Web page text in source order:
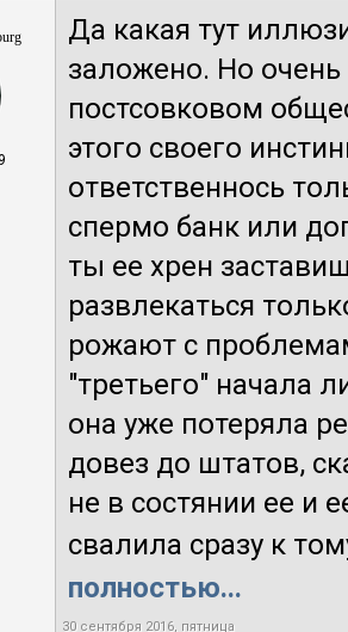
Да какая тут
заложено. Но
постсовковом
этого своего
ответственнось
спермо банк или
ты ее хрен
развлекаться
рожают с
"третьего" начала
она уже потеряла
довез до штатов,
не в состянии ее и
свалила сразу к
полностью...
30 сентября 2016, пятница